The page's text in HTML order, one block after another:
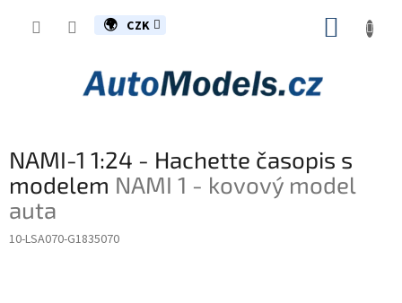
CZK
NAMI-1 1:24 - Hachette časopis s
modelem NAMI 1 - kovový model
auta
10-LSA070-G1835070